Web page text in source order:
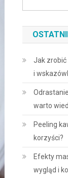
Jak
i
warto
Peeling
korzyści?
Efekty
wygląd i